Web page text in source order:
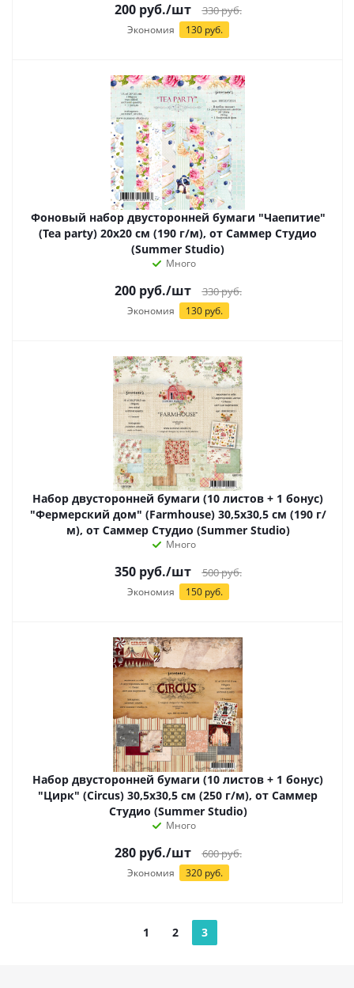
200руб./шт 330руб.
Экономия 130 руб.
Фоновый набор двусторонней бумаги "Чаепитие"
(Tea party) 20х20 см (190 г/м), от Саммер Студио
(Summer Studio)
Много
200руб./шт 330руб.
Экономия 130 руб.
Набор двусторонней бумаги (10 листов + 1 бонус)
"Фермерский дом" (Farmhouse) 30,5х30,5 см (190 г/
м), от Саммер Студио (Summer Studio)
Много
350руб./шт 500руб.
Экономия 150 руб.
Набор двусторонней бумаги (10 листов + 1 бонус)
"Цирк" (Circus) 30,5х30,5 см (250 г/м), от Саммер
Студио (Summer Studio)
Много
280руб./шт 600руб.
Экономия 320 руб.
1 2 3